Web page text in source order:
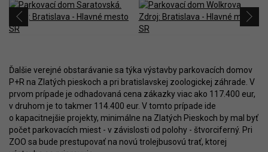
Ďalšie verejné obstarávanie sa týka výstavby parkovacích domov
P+R na Zlatých pieskoch a pri bratislavskej zoologickej záhrade. V
prvom prípade je odhadovaná cena zákazky viac ako 117.400 eur,
v druhom je to takmer 114.400 eur. V tomto prípade ide
o kapacitnejšie projekty, minimálne na Zlatých Pieskoch by mal byť
počet parkovacích miest - v závislosti od polohy - štvorciferný. Pri
ZOO sa bude prestupovať na novú trolejbusovú trať, ktorej